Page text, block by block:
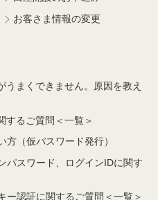
お客さま情報の変更
まくできません。原因を教え
するご質問＜一覧＞
方（仮パスワード発行）
パスワード、ログインIDに関す
ー認証に関するご質問＜一覧＞